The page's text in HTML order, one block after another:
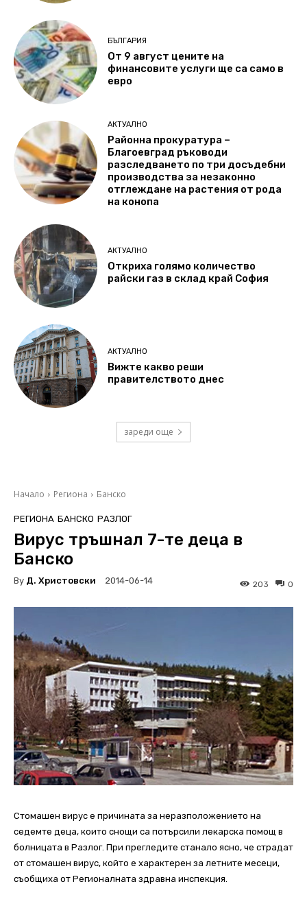
БЪЛГАРИЯ
От 9 август цените на
финансовите услуги ще са само в
евро
АКТУАЛНО
Районна прокуратура –
Благоевград ръководи
разследването по три досъдебни
производства за незаконно
отглеждане на растения от рода
на конопа
АКТУАЛНО
Откриха голямо количество
райски газ в склад край София
АКТУАЛНО
Вижте какво реши
правителството днес
зареди още